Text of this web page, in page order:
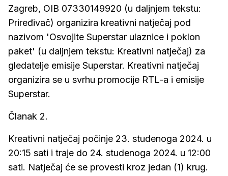
Zagreb, OIB 07330149920 (u daljnjem tekstu:
Priređivač) organizira kreativni natječaj pod
nazivom 'Osvojite Superstar ulaznice i poklon
paket' (u daljnjem tekstu: Kreativni natječaj) za
gledatelje emisije Superstar. Kreativni natječaj
organizira se u svrhu promocije RTL-a i emisije
Superstar.
Članak 2.
Kreativni natječaj počinje 23. studenoga 2024. u
20:15 sati i traje do 24. studenoga 2024. u 12:00
sati. Natječaj će se provesti kroz jedan (1) krug.